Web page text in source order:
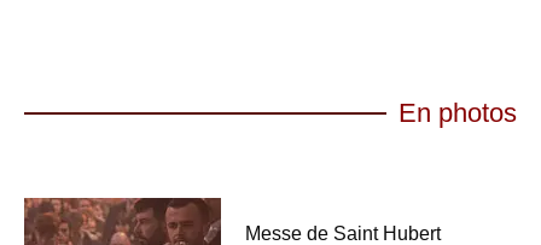
En photos
Messe de Saint Hubert